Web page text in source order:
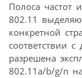
Полоса частот
802.11
конкретной
соответствии
разрешена
802.11a/b/g/n